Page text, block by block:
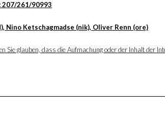
207/261/90993
Nino Ketschagmadse (nik), Oliver Renn (ore)
Sie glauben, dass die Aufmachung oder der Inhalt der